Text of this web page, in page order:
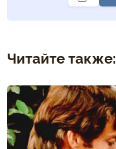
Читайте также: